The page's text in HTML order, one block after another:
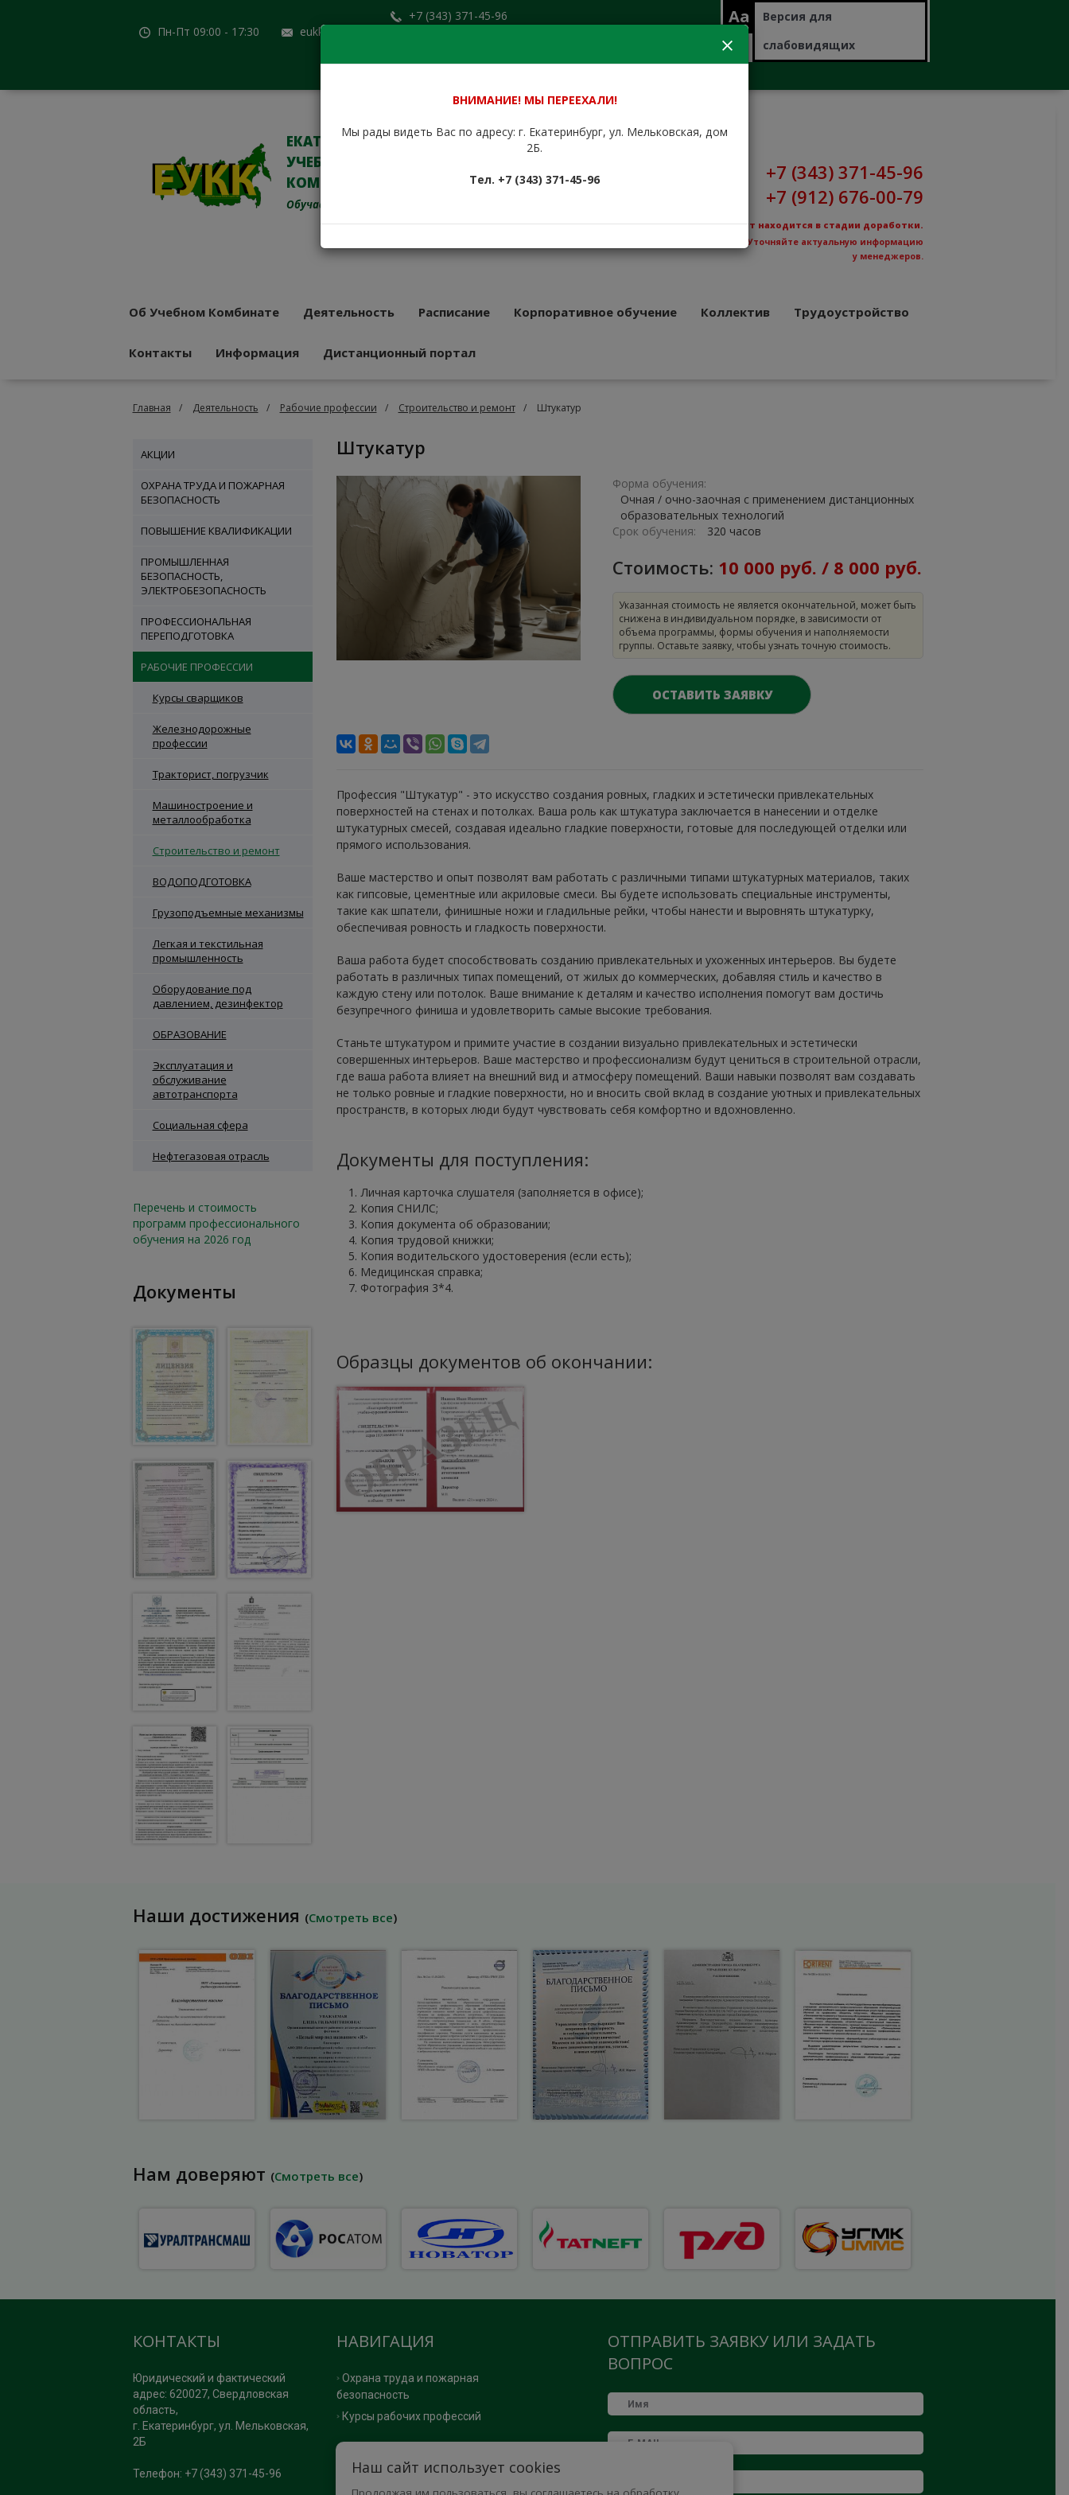
Пн-Пт 09:00 - 17:30 eukk@mail.ru
+7 (343) 371-45-96
Aa
Версия для
слабовидящих
ЕКАТЕРИНБУРГСКИЙ
УЧЕБНО-КУРСОВОЙ
КОМБИНАТ
Обучаем с 1943 года
+7 (343) 371-45-96
+7 (912) 676-00-79
Сайт находится в стадии доработки.
Уточняйте актуальную информацию
у менеджеров.
Об Учебном Комбинате Деятельность Расписание Корпоративное обучение Коллектив Трудоустройство
Контакты Информация Дистанционный портал
Главная Деятельность Рабочие профессии Строительство и ремонт Штукатур
АКЦИИ
ОХРАНА ТРУДА И ПОЖАРНАЯ
БЕЗОПАСНОСТЬ
ПОВЫШЕНИЕ КВАЛИФИКАЦИИ
ПРОМЫШЛЕННАЯ
БЕЗОПАСНОСТЬ,
ЭЛЕКТРОБЕЗОПАСНОСТЬ
ПРОФЕССИОНАЛЬНАЯ
ПЕРЕПОДГОТОВКА
РАБОЧИЕ ПРОФЕССИИ
Курсы сварщиков
Железнодорожные
профессии
Тракторист, погрузчик
Машиностроение и
металлообработка
Строительство и ремонт
ВОДОПОДГОТОВКА
Грузоподъемные механизмы
Легкая и текстильная
промышленность
Оборудование под
давлением, дезинфектор
ОБРАЗОВАНИЕ
Эксплуатация и
обслуживание
автотранспорта
Социальная сфера
Нефтегазовая отрасль
Перечень и стоимость
программ профессионального
обучения на 2026 год
Документы
Штукатур
Форма обучения:
Очная / очно-заочная с применением дистанционных
образовательных технологий
Срок обучения:
320 часов
Стоимость: 10 000 руб. / 8 000 руб.
Указанная стоимость не является окончательной, может быть
снижена в индивидуальном порядке, в зависимости от
объема программы, формы обучения и наполняемости
группы. Оставьте заявку, чтобы узнать точную стоимость.
ОСТАВИТЬ ЗАЯВКУ
Профессия "Штукатур" - это искусство создания ровных, гладких и эстетически привлекательных
поверхностей на стенах и потолках. Ваша роль как штукатура заключается в нанесении и отделке
штукатурных смесей, создавая идеально гладкие поверхности, готовые для последующей отделки или
прямого использования.
Ваше мастерство и опыт позволят вам работать с различными типами штукатурных материалов, таких
как гипсовые, цементные или акриловые смеси. Вы будете использовать специальные инструменты,
такие как шпатели, финишные ножи и гладильные рейки, чтобы нанести и выровнять штукатурку,
обеспечивая ровность и гладкость поверхности.
Ваша работа будет способствовать созданию привлекательных и ухоженных интерьеров. Вы будете
работать в различных типах помещений, от жилых до коммерческих, добавляя стиль и качество в
каждую стену или потолок. Ваше внимание к деталям и качество исполнения помогут вам достичь
безупречного финиша и удовлетворить самые высокие требования.
Станьте штукатуром и примите участие в создании визуально привлекательных и эстетически
совершенных интерьеров. Ваше мастерство и профессионализм будут цениться в строительной отрасли,
где ваша работа влияет на внешний вид и атмосферу помещений. Ваши навыки позволят вам создавать
не только ровные и гладкие поверхности, но и вносить свой вклад в создание уютных и привлекательных
пространств, в которых люди будут чувствовать себя комфортно и вдохновленно.
Документы для поступления:
Личная карточка слушателя (заполняется в офисе);
Копия СНИЛС;
Копия документа об образовании;
Копия трудовой книжки;
Копия водительского удостоверения (если есть);
Медицинская справка;
Фотография 3*4.
Образцы документов об окончании:
Наши достижения (Смотреть все)
Нам доверяют (Смотреть все)
ОТПРАВИТЬ ЗАЯВКУ ИЛИ ЗАДАТЬ
ВОПРОС
НАВИГАЦИЯ
Охрана труда и пожарная
безопасность
Курсы рабочих профессий
ПОМОЩЬ
КОНТАКТЫ
Юридический и фактический
адрес: 620027, Свердловская
область,
г. Екатеринбург, ул. Мельковская,
2Б
Телефон: +7 (343) 371-45-96
ВНИМАНИЕ! МЫ ПЕРЕЕХАЛИ!
Мы рады видеть Вас по адресу: г. Екатеринбург, ул. Мельковская, дом
2Б.
Тел. +7 (343) 371-45-96
Наш сайт использует cookies